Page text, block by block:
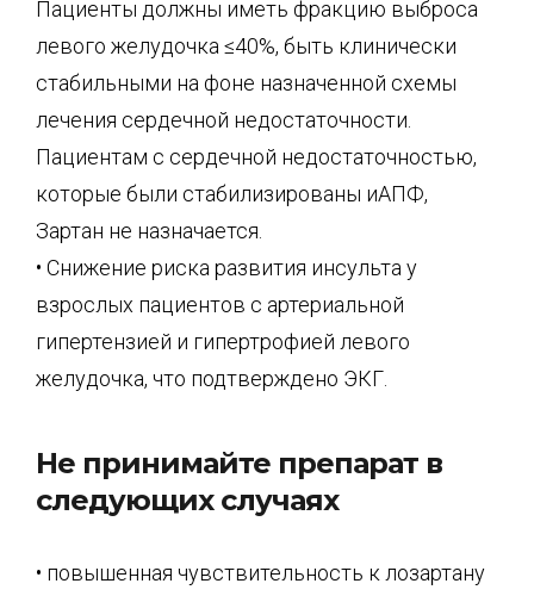
Пациенты должны иметь фракцию выброса
левого желудочка ≤40%, быть клинически
стабильными на фоне назначенной схемы
лечения сердечной недостаточности.
Пациентам с сердечной недостаточностью,
которые были стабилизированы иАПФ,
Зартан не назначается.
• Снижение риска развития инсульта у
взрослых пациентов с артериальной
гипертензией и гипертрофией левого
желудочка, что подтверждено ЭКГ.
Не принимайте препарат в
следующих случаях
• повышенная чувствительность к лозартану